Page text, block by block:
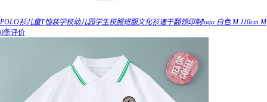
POLO衫儿童T恤装学校幼儿园学生校服班服文化衫速干翻领印制logo 白色 M 110cm M
0条评价